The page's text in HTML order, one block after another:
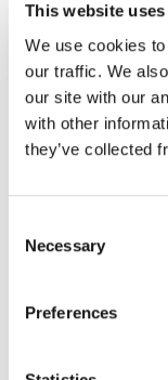
This website
We use cookies
our traffic. We
our site with our
with other
they’ve collected
Selection
Necessary
Preferences
penyedia WPO
WPO mematuhi
untuk transfer
Wilayah Ekonomi
Swiss, WPO dapat
dengan standar
pengurangan
diberikan atas dasar
memberikan
Anda tidak akan
selain dalam
teridentifikasi tanpa
pribadi EEA dikelola